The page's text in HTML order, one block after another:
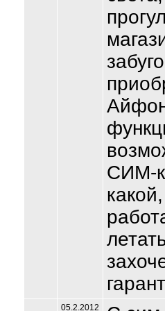
СИМ-
05.2.2012